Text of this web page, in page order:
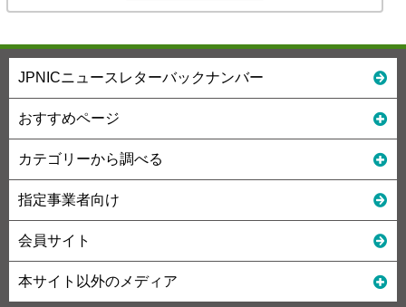
JPNICニュースレターバックナンバー
おすすめページ
カテゴリーから調べる
指定事業者向け
会員サイト
本サイト以外のメディア